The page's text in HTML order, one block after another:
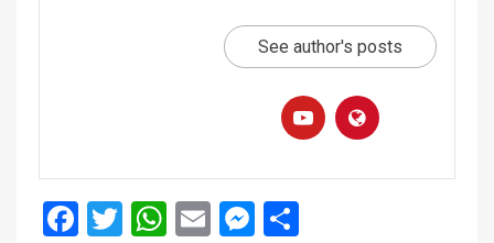
See author's posts
Facebook
Twitter
WhatsApp
EmailMessenger